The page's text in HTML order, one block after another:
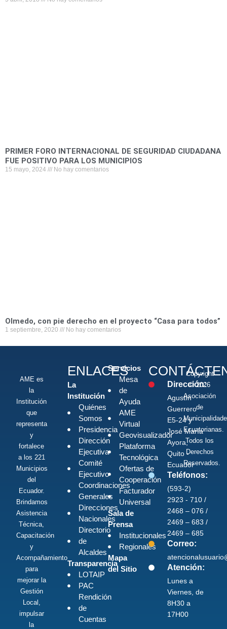
PRIMER FORO INTERNACIONAL DE SEGURIDAD CIUDADANA
FUE POSITIVO PARA LOS MUNICIPIOS
15 mayo, 2024 No hay comentarios
Olmedo, con pie derecho en el proyecto “Casa para todos”
1 septiembre, 2020 No hay comentarios
AME es
la
Institución
que
representa
y
fortalece
a los 221
Municipios
del
Ecuador.
Brindamos
Asistencia
Técnica,
Capacitación
y
Acompañamiento
para
mejorar la
Gestión
Local,
impulsar
la
ENLACES
La
Institución
Quiénes
Somos
Presidencia
Dirección
Ejecutiva
Comité
Ejecutivo
Coordinaciones
Generales
Direcciones
Nacionales
Directorio
de
Alcaldes
Transparencia
LOTAIP
PAC
Rendición
de
Cuentas
Servicios
Mesa
de
Ayuda
AME
Virtual
Geovisualizador
Plataforma
Tecnológica
Ofertas de
Cooperación
Facturador
Universal
Sala de
Prensa
Institucionales
Regionales
Mapa
del Sitio
Dirección:
Agustín
Guerrero
E5-24 y
José María
Ayora,
Quito -
Ecuador
Teléfonos:
(593-2)
2923 - 710 /
2468 – 076 /
2469 – 683 /
2469 – 685
Correo:
Atención:
Lunes a
Viernes, de
8H30 a
17H00
Copyright
© 2026
Asociación
de
Ecuatorianas.
Todos los
Derechos
Reservados.